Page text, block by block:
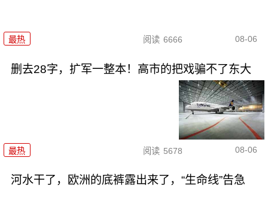
最热 阅读 6666 08-06
删去28字，扩军一整本！高市的把戏骗不了东大
最热 阅读 5678 08-06
河水干了，欧洲的底裤露出来了，“生命线”告急